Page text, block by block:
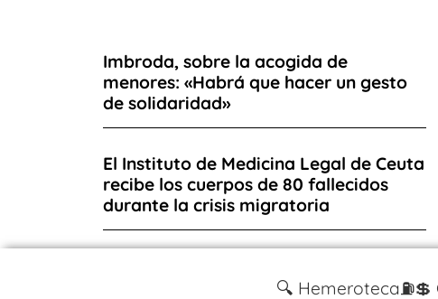
Imbroda, sobre la acogida de
menores: «Habrá que hacer un gesto
de solidaridad»
El Instituto de Medicina Legal de Ceuta
recibe los cuerpos de 80 fallecidos
durante la crisis migratoria
🔍 Hemeroteca